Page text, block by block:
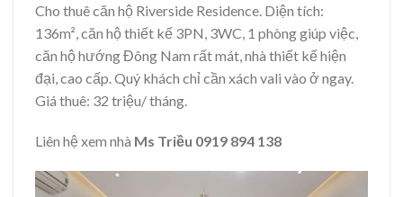
Cho thuê căn hộ Riverside Residence. Diện tích:
136m², căn hộ thiết kế 3PN, 3WC, 1 phòng giúp việc,
căn hộ hướng Đông Nam rất mát, nhà thiết kế hiện
đại, cao cấp. Quý khách chỉ cần xách vali vào ở ngay.
Giá thuê: 32 triệu/ tháng.
Liên hệ xem nhà Ms Triều 0919 894 138